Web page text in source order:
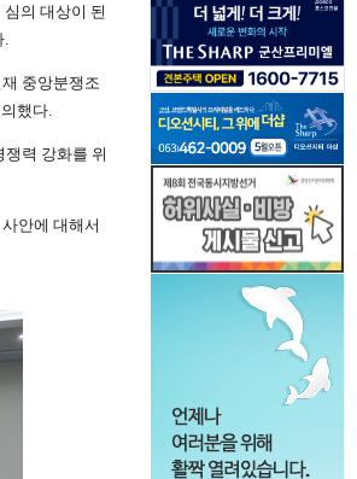
의 대상이 된
중앙분쟁조
했다.
력 강화를 위
안에 대해서